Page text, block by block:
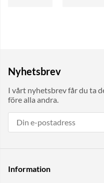
Nyhetsbrev
I vårt nyhetsbrev får du ta
före alla andra.
Information